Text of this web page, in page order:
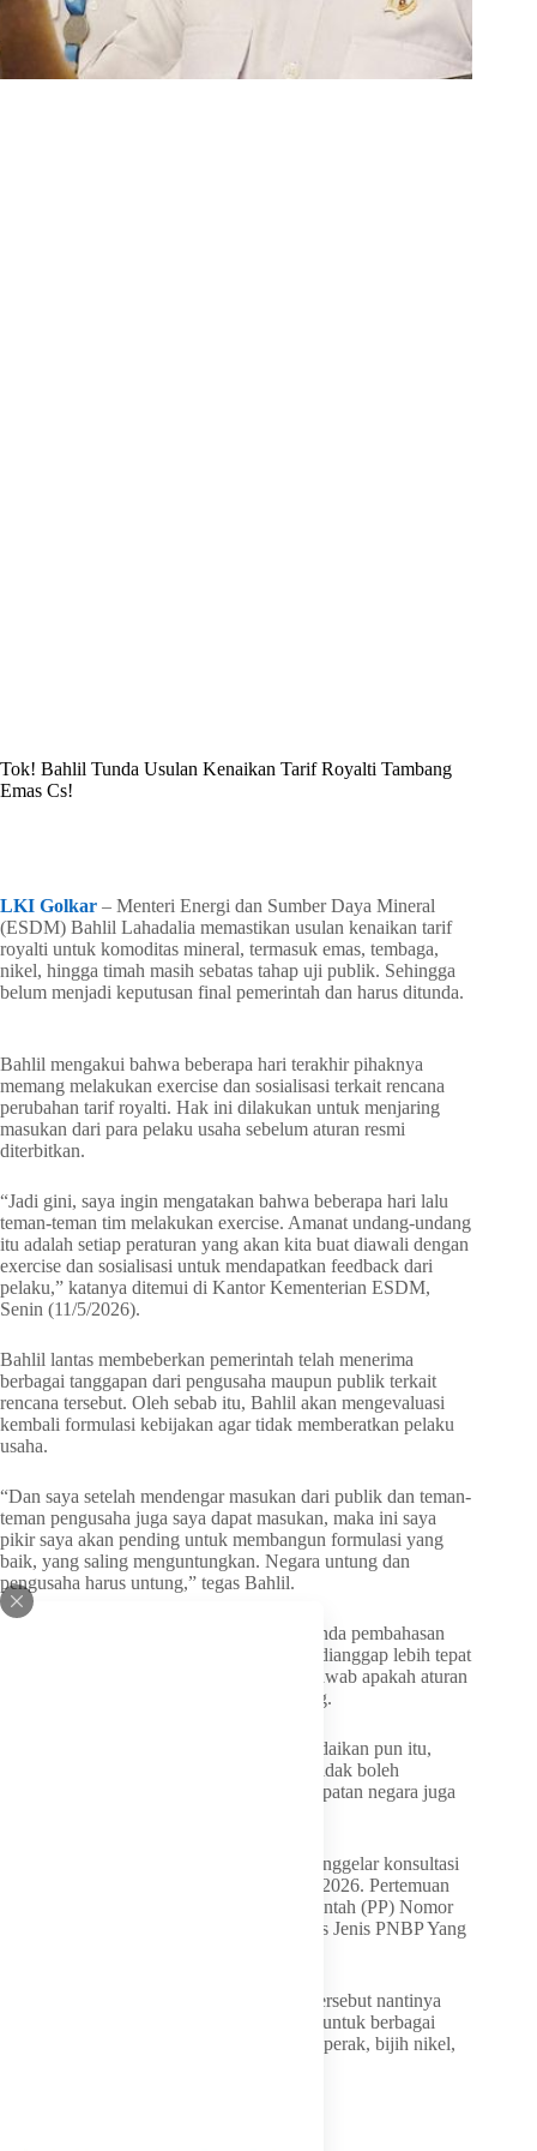
Tok! Bahlil Tunda Usulan Kenaikan Tarif Royalti Tambang
Emas Cs!
LKI Golkar – Menteri Energi dan Sumber Daya Mineral
(ESDM) Bahlil Lahadalia memastikan usulan kenaikan tarif
royalti untuk komoditas mineral, termasuk emas, tembaga,
nikel, hingga timah masih sebatas tahap uji publik. Sehingga
belum menjadi keputusan final pemerintah dan harus ditunda.
Bahlil mengakui bahwa beberapa hari terakhir pihaknya
memang melakukan exercise dan sosialisasi terkait rencana
perubahan tarif royalti. Hak ini dilakukan untuk menjaring
masukan dari para pelaku usaha sebelum aturan resmi
diterbitkan.
“Jadi gini, saya ingin mengatakan bahwa beberapa hari lalu
teman-teman tim melakukan exercise. Amanat undang-undang
itu adalah setiap peraturan yang akan kita buat diawali dengan
exercise dan sosialisasi untuk mendapatkan feedback dari
pelaku,” katanya ditemui di Kantor Kementerian ESDM,
Senin (11/5/2026).
Bahlil lantas membeberkan pemerintah telah menerima
berbagai tanggapan dari pengusaha maupun publik terkait
rencana tersebut. Oleh sebab itu, Bahlil akan mengevaluasi
kembali formulasi kebijakan agar tidak memberatkan pelaku
usaha.
“Dan saya setelah mendengar masukan dari publik dan teman-
teman pengusaha juga saya dapat masukan, maka ini saya
pikir saya akan pending untuk membangun formulasi yang
baik, yang saling menguntungkan. Negara untung dan
pengusaha harus untung,” tegas Bahlil.
Ia pun memastikan pemerintah akan menunda pembahasan
lebih lanjut untuk mencari formulasi yang dianggap lebih tepat
bagi seluruh pihak. Hal ini sekaligus menjawab apakah aturan
ini akan diberlakukan pada Juni mendatang.
“Ya, mungkin masih kita pikirkan lagi. Andaikan pun itu,
harus mencari formulasi yang ideal, yang tidak boleh
merugikan juga pengusaha tapi juga pendapatan negara juga
Sebelumnya Kementerian ESDM telah menggelar konsultasi
publik (public hearing) pada Jumat, 8 Mei 2026. Pertemuan
tersebut membahas revisi Peraturan Pemerintah (PP) Nomor
19 Tahun 2025 tentang Jenis dan Tarif Atas Jenis PNBP Yang
Dalam materi yang dibahas, revisi aturan tersebut nantinya
akan menetapkan penyesuaian tarif royalti untuk berbagai
komoditas minerba seperti tembaga, emas, perak, bijih nikel,